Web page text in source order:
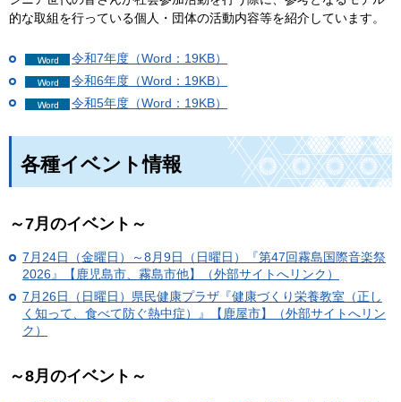
的な取組を行っている個人・団体の活動内容等を紹介しています。
令和7年度（Word：19KB）
令和6年度（Word：19KB）
令和5年度（Word：19KB）
各種イベント情報
～7月のイベント～
7月24日（金曜日）～8月9日（日曜日）『第47回霧島国際音楽祭
2026』【鹿児島市、霧島市他】（外部サイトへリンク）
7月26日（日曜日）県民健康プラザ『健康づくり栄養教室（正し
く知って、食べて防ぐ熱中症）』【鹿屋市】（外部サイトへリン
ク）
～8月のイベント～